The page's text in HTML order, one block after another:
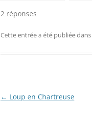
2 réponses
Cette entrée a été publiée dans
Navigation
← Loup en Chartreuse